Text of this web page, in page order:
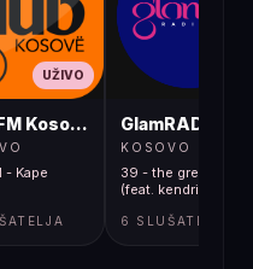
UŽIVO
Kosovë
- Kape
GlamRADIO
KOSOVO
39 - the greatest
(feat. kendrick
6 SLUŠATELJA